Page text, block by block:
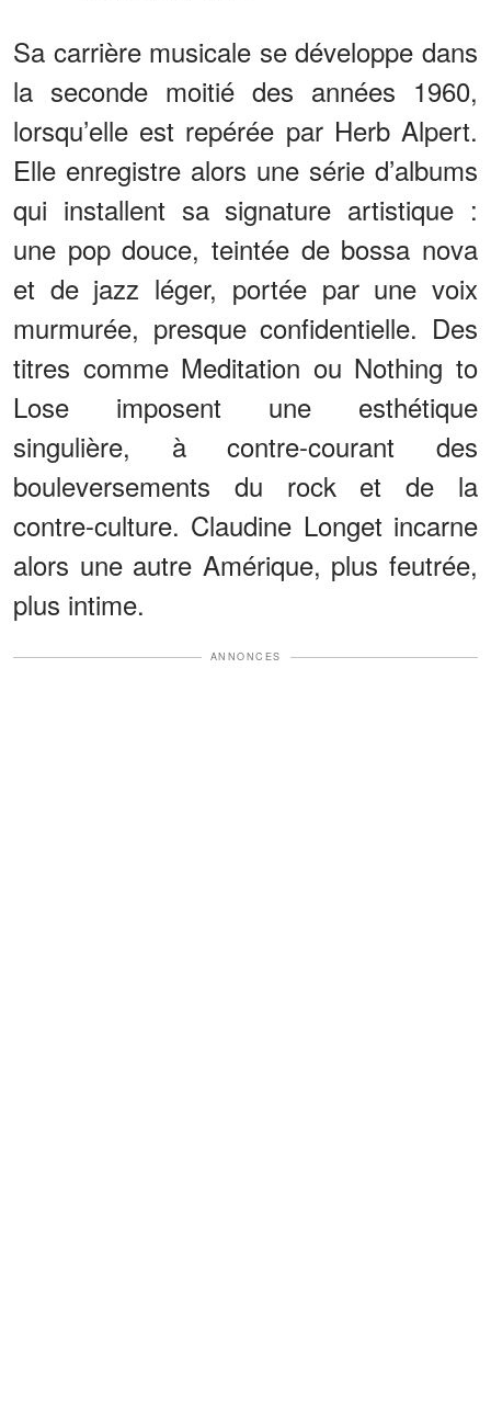
Sa carrière musicale se développe dans
la seconde moitié des années 1960,
lorsqu’elle est repérée par Herb Alpert.
Elle enregistre alors une série d’albums
qui installent sa signature artistique :
une pop douce, teintée de bossa nova
et de jazz léger, portée par une voix
murmurée, presque confidentielle. Des
titres comme Meditation ou Nothing to
Lose imposent une esthétique
singulière, à contre-courant des
bouleversements du rock et de la
contre-culture. Claudine Longet incarne
alors une autre Amérique, plus feutrée,
plus intime.
ANNONCES